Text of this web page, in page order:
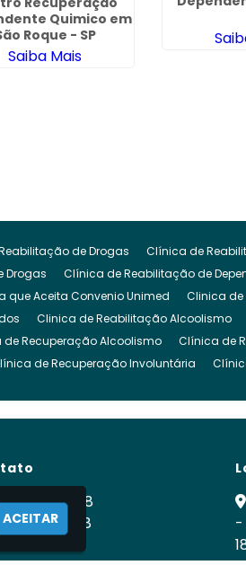
Quimico em
Roque - SP
Saiba Mais
de Drogas
Clínica de
Drogas
Clínica de Reabilitação de
que Aceita Convenio Unimed
Clinica
Clinica de Reabilitação Alcoolismo
de Recuperação Alcoolismo
Clínica de
de Recuperação Involuntária
Clinica Reabilitação Drogas
Clinica
Clinica para Dependentes Alcoólicos
Drogas
Clínica para Dependentes
Internação
99900-2928
99900-2928
-
ACEITAR